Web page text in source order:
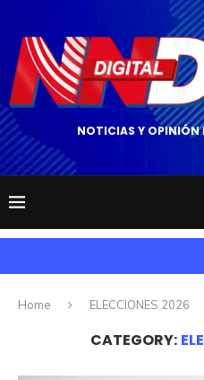
NOTICIAS Y OPINIÓN
Home ELECCIONES 2026
CATEGORY: